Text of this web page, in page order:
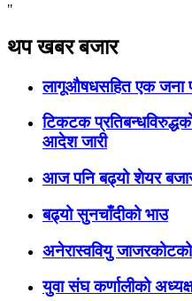
"
थप खबर बजार
लागूऔषधसहित एक जना
टिकटक
आदेश जारी
आज पनि बढ्यो शेयर
बढ्यो सुनचाँदीको भाउ
अनेरास्ववियु
युवा संघ कर्णालीको